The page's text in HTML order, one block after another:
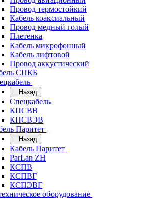
Провод термостойкий
Кабель коаксиальный
Провод медный голый
Плетенка
Кабель микрофонный
Кабель лифтовой
Провод аккустический
СПКБ
Назад
Спецкабель
КПСВВ
КПСВЭВ
Паритет
Назад
Кабель Паритет
ParLan ZH
КСПВ
КСПВГ
КСПЭВГ
оборудование